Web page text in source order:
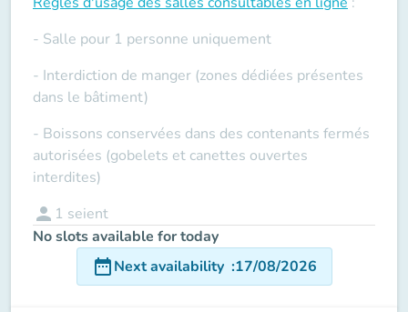
- Salle pour 1 personne uniquement
- Interdiction de manger (zones dédiées présentes
dans le bâtiment)
- Boissons conservées dans des contenants fermés
autorisées (gobelets et canettes ouvertes
interdites)
person 1 seient
No slots available for today
date_rangeNext availability :17/08/2026